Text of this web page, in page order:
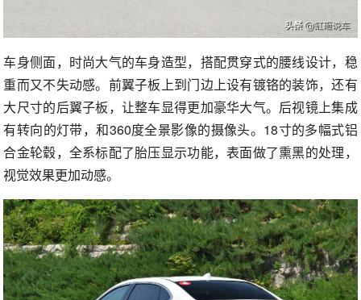
车身侧面，时尚大气的车身造型，搭配贯穿式的腰线设计，稳
重而又不失动感。前翼子板上到门边上设有镀铬的装饰，还有
大尺寸的后翼子板，让整车显得更加豪华大气。后视镜上集成
有转向的灯带，和360度全景影像的摄像头。18寸的多幅式铝
合金轮毂，全系标配了胎压显示功能，表面做了熏黑的处理，
视觉效果更加动感。